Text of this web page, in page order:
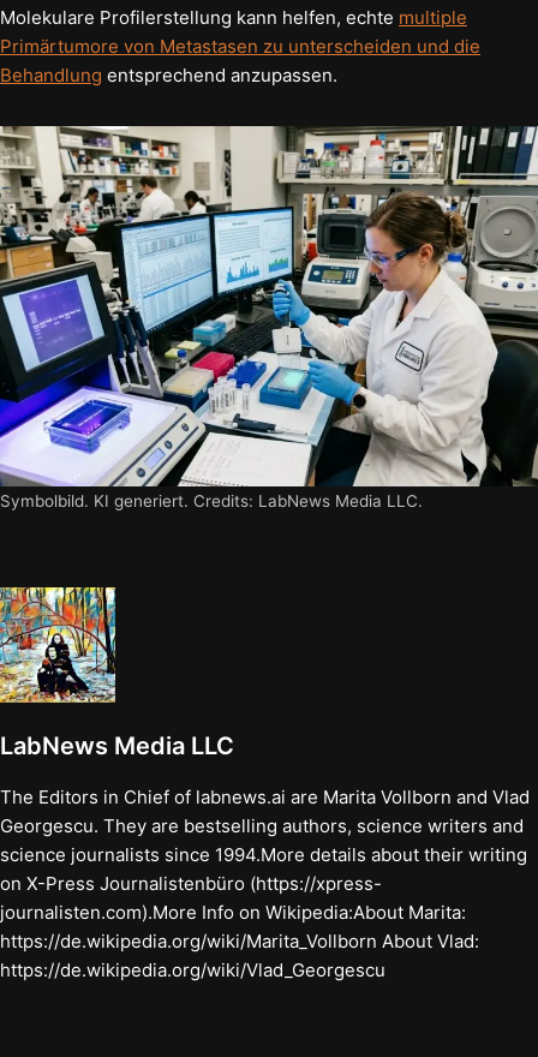
Molekulare Profilerstellung kann helfen, echte multiple
Primärtumore von Metastasen zu unterscheiden und die
Behandlung entsprechend anzupassen.
Symbolbild. KI generiert. Credits: LabNews Media LLC.
LabNews Media LLC
The Editors in Chief of labnews.ai are Marita Vollborn and Vlad
Georgescu. They are bestselling authors, science writers and
science journalists since 1994.More details about their writing
on X-Press Journalistenbüro (https://xpress-
journalisten.com).More Info on Wikipedia:About Marita:
https://de.wikipedia.org/wiki/Marita_Vollborn About Vlad:
https://de.wikipedia.org/wiki/Vlad_Georgescu